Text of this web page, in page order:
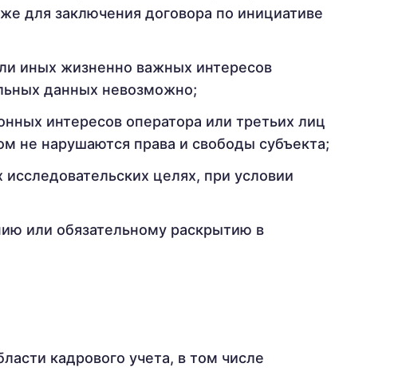
для заключения договора по инициативе
иных жизненно важных интересов
данных невозможно;
интересов оператора или третьих лиц
не нарушаются права и свободы субъекта;
целях, при условии
или обязательному раскрытию в
кадрового учета, в том числе